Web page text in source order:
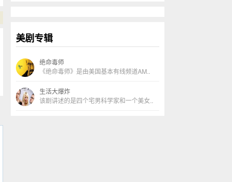
美剧专辑
绝命毒师
《绝命毒师》是由美国基本有线频道AM..
生活大爆炸
该剧讲述的是四个宅男科学家和一个美女..